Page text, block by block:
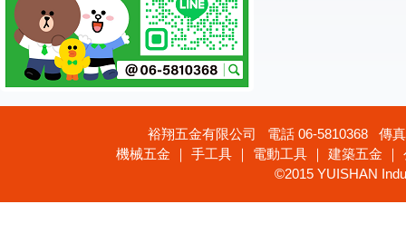
裕翔五金有限公司 電話 06-5810368 傳
機械五金 ｜ 手工具 ｜ 電動工具 ｜ 建築五金
©2015 YUISHAN